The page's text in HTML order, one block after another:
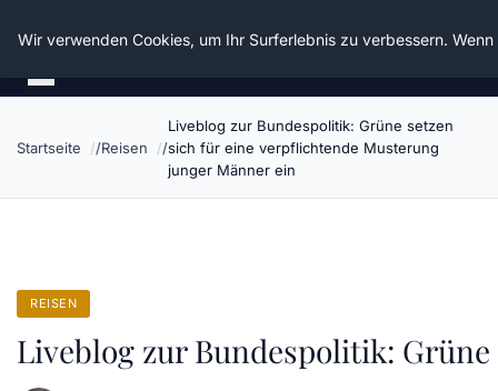
Die Schnitter
Startseite Reisen
Liveblog zur Bundespolitik: Grüne setzen
sich für eine verpflichtende Musterung
junger Männer ein
REISEN
Liveblog zur Bundespolitik:
Wir verwenden Cookies, um Ihr Surferlebnis zu verbessern.